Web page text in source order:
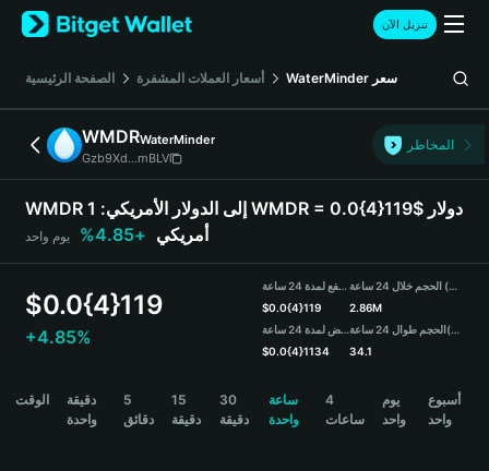
English
日本語
Русский
Español (Latinoamérica)
Türkçe
Deutsch
简体中文
Português (Portugal)
Bahasa Indonesia
বাংলা
تنزيل الآن
الصفحة الرئيسية أسعار العملات المشفرة WaterMinder سعر
WMDRWaterMinder
Gzb9Xd...mBLV
المخاطر
WMDR إلى الدولار الأمريكي: 1 WMDR = 0.0{4}119$ دولار
أمريكي +4.85% يوم واحد
$0.0{4}119
+4.85%
مرتفع لمدة 24 ساعة
$0.0{4}119
منخفض لمدة 24 ساعة
$0.0{4}1134
الحجم خلال 24 ساعة (WMDR)
2.86M
الحجم طوال 24 ساعة(USDT)
34.1
الوقت
دقيقة
واحدة
5
دقائق
15
دقيقة
30
دقيقة
ساعة
واحدة
4
ساعات
يوم
واحد
أسبوع
واحد